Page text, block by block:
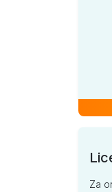
Za